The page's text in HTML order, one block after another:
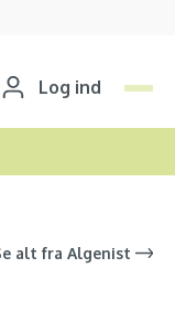
Log ind
alt fra Algenist